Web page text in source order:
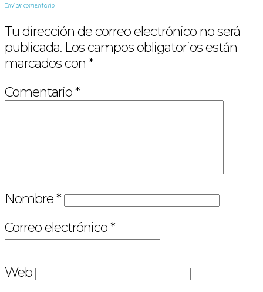
Enviar comentario
Tu dirección de correo electrónico no será
publicada. Los campos obligatorios están
marcados con *
Comentario*
Nombre*
Correo electrónico*
Web